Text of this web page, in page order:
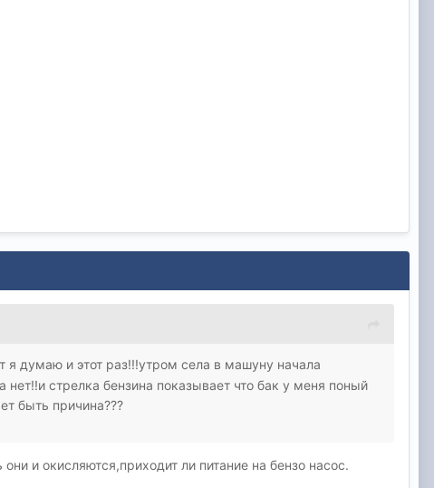
я думаю и этот раз!!!утром села в машуну начала
стрелка бензина показывает что бак у меня поный
быть причина???
и окисляются,приходит ли питание на бензо насос.